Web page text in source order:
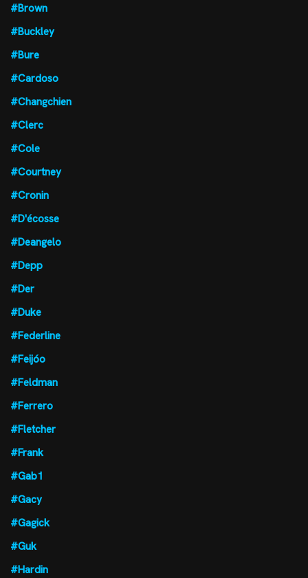
#Brown
#Buckley
#Bure
#Cardoso
#Changchien
#Clerc
#Cole
#Courtney
#Cronin
#D'écosse
#Deangelo
#Depp
#Der
#Duke
#Federline
#Feijóo
#Feldman
#Ferrero
#Fletcher
#Frank
#Gab1
#Gacy
#Gagick
#Guk
#Hardin